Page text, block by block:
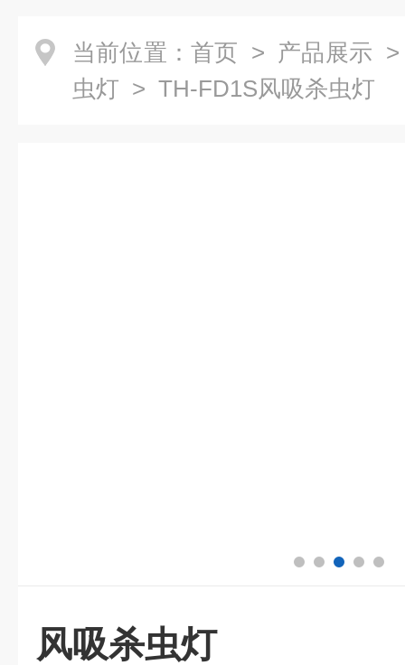
当前位置： 首页 > 产品展示
虫灯 > TH-FD1S风吸杀虫灯
风吸杀虫灯